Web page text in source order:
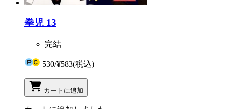
拳児 13
完結
530/¥583(税込)
カートに追加